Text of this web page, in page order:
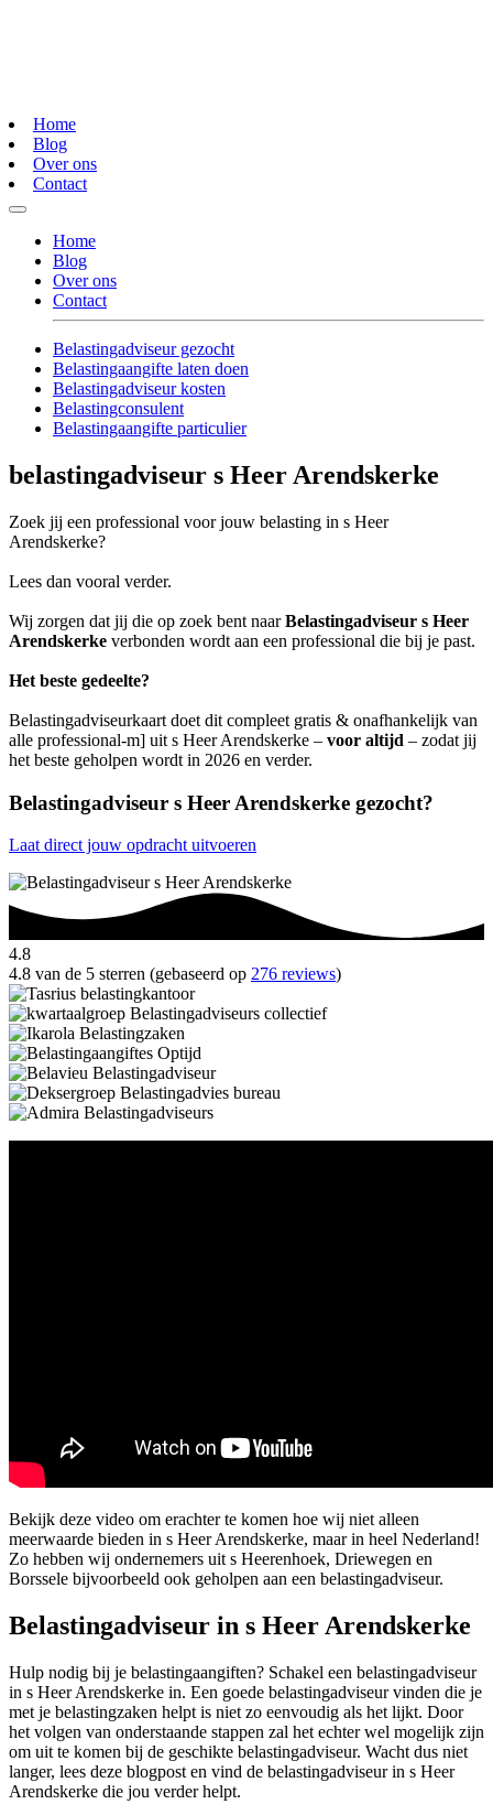
Home
Blog
Over ons
Contact
Home
Blog
Over ons
Contact
Belastingadviseur gezocht
Belastingaangifte laten doen
Belastingadviseur kosten
Belastingconsulent
Belastingaangifte particulier
belastingadviseur s Heer Arendskerke
Zoek jij een professional voor jouw belasting in s Heer
Arendskerke?
Lees dan vooral verder.
Wij zorgen dat jij die op zoek bent naarBelastingadviseur s Heer
Arendskerke verbonden wordt aan een professional die bij je past.
Het beste gedeelte?
Belastingadviseurkaart doet dit compleet gratis & onafhankelijk van
alle professional-m] uit s Heer Arendskerke – voor altijd – zodat jij
het beste geholpen wordt in 2026 en verder.
Belastingadviseur s Heer Arendskerke gezocht?
Laat direct jouw opdracht uitvoeren
4.8
4.8 van de 5 sterren (gebaseerd op 276 reviews)
Bekijk deze video om erachter te komen hoe wij niet alleen
meerwaarde bieden in s Heer Arendskerke, maar in heel Nederland!
Zo hebben wij ondernemers uit s Heerenhoek, Driewegen en
Borssele bijvoorbeeld ook geholpen aan een belastingadviseur.
Belastingadviseur in s Heer Arendskerke
Hulp nodig bij je belastingaangiften? Schakel een belastingadviseur
in s Heer Arendskerke in. Een goede belastingadviseur vinden die je
met je belastingzaken helpt is niet zo eenvoudig als het lijkt. Door
het volgen van onderstaande stappen zal het echter wel mogelijk zijn
om uit te komen bij de geschikte belastingadviseur. Wacht dus niet
langer, lees deze blogpost en vind de belastingadviseur in s Heer
Arendskerke die jou verder helpt.